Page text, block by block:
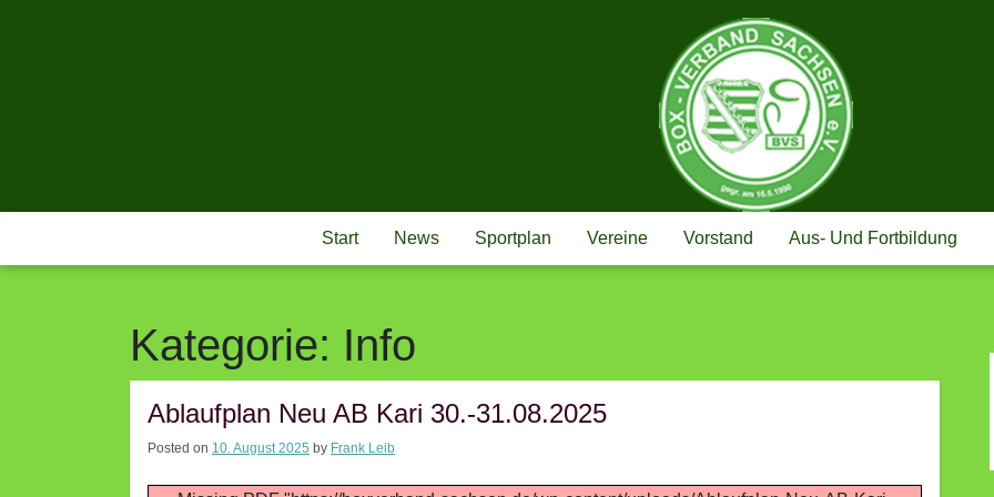
BOX-
Start News Sportplan Vereine Vorstand Aus- Und Fortbildung
Kategorie: Info
Ablaufplan Neu AB Kari 30.-31.08.2025
Posted on 10. August 2025 by Frank Leib